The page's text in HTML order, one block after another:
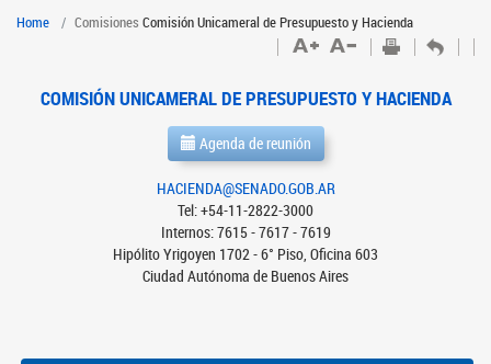
Home Comisiones Comisión Unicameral de Presupuesto y Hacienda
COMISIÓN UNICAMERAL DE PRESUPUESTO Y HACIENDA
Agenda de reunión
HACIENDA@SENADO.GOB.AR
Tel: +54-11-2822-3000
Internos: 7615 - 7617 - 7619
Hipólito Yrigoyen 1702 - 6° Piso, Oficina 603
Ciudad Autónoma de Buenos Aires